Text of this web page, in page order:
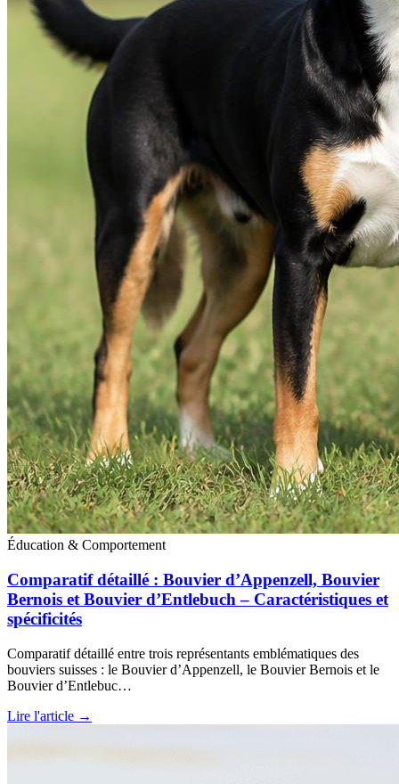
Éducation & Comportement
Comparatif détaillé : Bouvier d’Appenzell, Bouvier
Bernois et Bouvier d’Entlebuch – Caractéristiques et
spécificités
Comparatif détaillé entre trois représentants emblématiques des
bouviers suisses : le Bouvier d’Appenzell, le Bouvier Bernois et le
Bouvier d’Entlebuc…
Lire l'article →